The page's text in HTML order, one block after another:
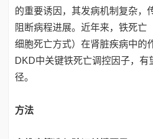
的重要诱因，其发病机制复杂，
阻断病程进展。近年来，铁死亡
细胞死亡方式）在肾脏疾病中的
DKD中关键铁死亡调控因子，有
径。
方法